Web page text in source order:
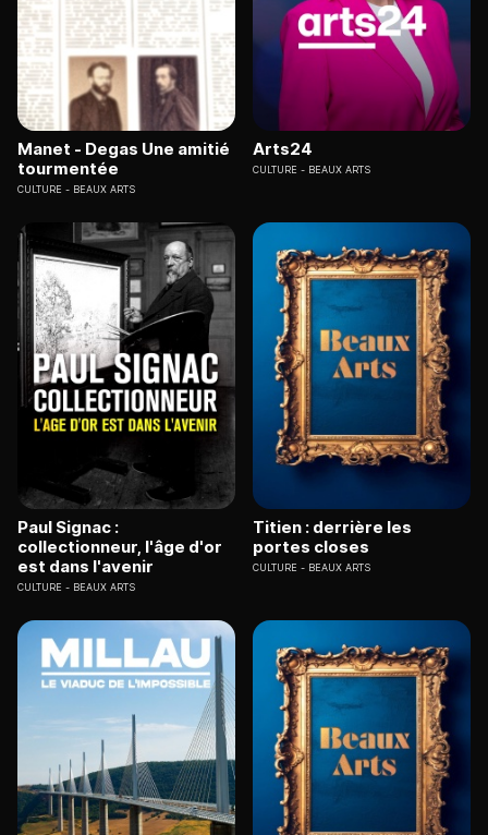
Manet - Degas Une amitié
tourmentée
CULTURE BEAUX ARTS
Arts24
CULTURE BEAUX ARTS
Paul Signac :
collectionneur, l'âge d'or
est dans l'avenir
CULTURE BEAUX ARTS
Titien : derrière les
portes closes
CULTURE BEAUX ARTS